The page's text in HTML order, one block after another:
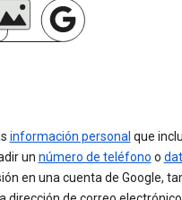
información personal que
un número de teléfono o
en una cuenta de Google,